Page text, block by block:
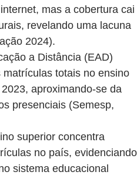
mas a cobertura cai
revelando uma lacuna
2024).
a Distância (EAD)
totais no ensino
aproximando-se da
presenciais (Semesp,
superior concentra
no país, evidenciando
sistema educacional